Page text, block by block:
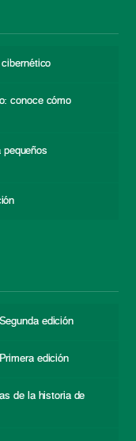
conoce cómo
pequeños
edición
edición
de la historia de